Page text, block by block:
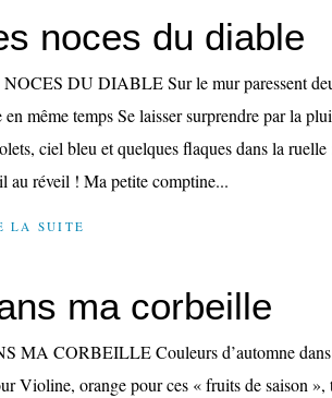
noces du diable
DU DIABLE Sur le mur paressent
en même temps Se laisser surprendre par la
ciel bleu et quelques flaques dans la
au réveil ! Ma petite comptine...
LA SUITE
ma corbeille
MA CORBEILLE Couleurs d’automne
Violine, orange pour ces « fruits de saison »,